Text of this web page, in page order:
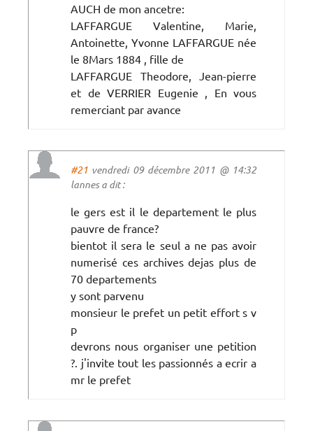
AUCH de mon ancetre:
LAFFARGUE Valentine, Marie,
Antoinette, Yvonne LAFFARGUE née
le 8Mars 1884 , fille de
LAFFARGUE Theodore, Jean-pierre
et de VERRIER Eugenie , En vous
remerciant par avance
#21 vendredi 09 décembre 2011 @ 14:32
lannes a dit :
le gers est il le departement le plus
pauvre de france?
bientot il sera le seul a ne pas avoir
numerisé ces archives dejas plus de
70 departements
y sont parvenu
monsieur le prefet un petit effort s v
p
devrons nous organiser une petition
?. j'invite tout les passionnés a ecrir a
mr le prefet